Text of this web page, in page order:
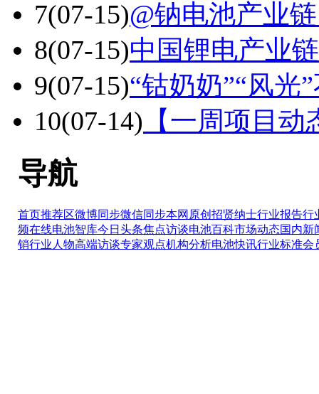
7(07-15)@钠电池产业
8(07-15)中国锂电产业
9(07-15)“钴奶奶”“风光
10(07-14) 【一周项目
导航
首页推荐区微博同步微信同步本网原创 招贤纳士行业报告行
频在线电池智库今日头条焦点访谈电池百科市场动态国内新
销行业人物高端访谈专家观点机构分析电池快讯行业标准会